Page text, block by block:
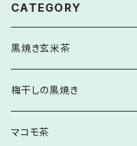
CATEGORY
黒焼き玄米茶
梅干しの黒焼き
マコモ茶